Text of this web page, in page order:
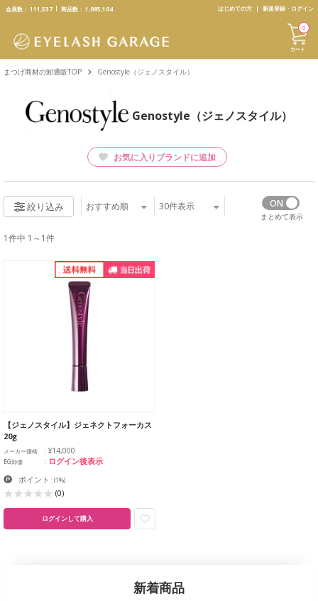
text.skipToContent
text.skipToNavigation
会員数： 111,537 商品数： 1,085,104 はじめての方 新規登録・ログイン
カート
0
まつげ商材の卸通販TOP Genostyle（ジェノスタイル）
Genostyle（ジェノスタイル）
お気に入りブランドに追加
絞り込み おすすめ順 30件表示
まとめて表示
1件中 1～1件
【ジェノスタイル】ジェネクトフォーカス
20g
メーカー価格 ¥14,000
EG卸価 ログイン後表示
ポイント :(1%)
(0)
ログインして購入
新着商品